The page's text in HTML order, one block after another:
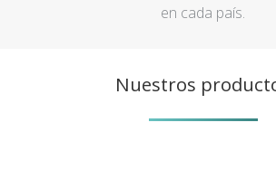
en cada país.
Nuestros